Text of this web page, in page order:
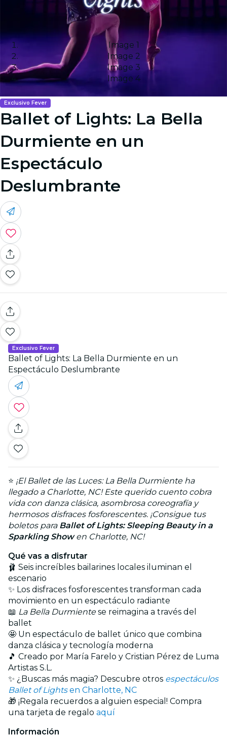
Image 1
Image 2
Image 3
Image 4
Exclusivo Fever
Ballet of Lights: La Bella
Durmiente en un
Espectáculo
Deslumbrante
Exclusivo Fever
Ballet of Lights: La Bella Durmiente en un
Espectáculo Deslumbrante
⭐ ¡El Ballet de las Luces: La Bella Durmiente ha
llegado a Charlotte, NC! Este querido cuento cobra
vida con danza clásica, asombrosa coreografía y
hermosos disfraces fosforescentes. ¡Consigue tus
boletos para Ballet of Lights: Sleeping Beauty in a
Sparkling Showen Charlotte, NC!
Qué vas a disfrutar
🩰 Seis increíbles bailarines locales iluminan el
escenario
✨ Los disfraces fosforescentes transforman cada
movimiento en un espectáculo radiante
📖 La Bella Durmientese reimagina a través del
ballet
🤩 Un espectáculo de ballet único que combina
danza clásica y tecnología moderna
🎵 Creado por María Farelo y Cristian Pérez de Luma
Artistas S.L.
✨ ¿Buscas más magia? Descubre otros espectáculos
Ballet of Lightsen Charlotte, NC
🎁 ¡Regala recuerdos a alguien especial! Compra
una tarjeta de regalo aquí
Información